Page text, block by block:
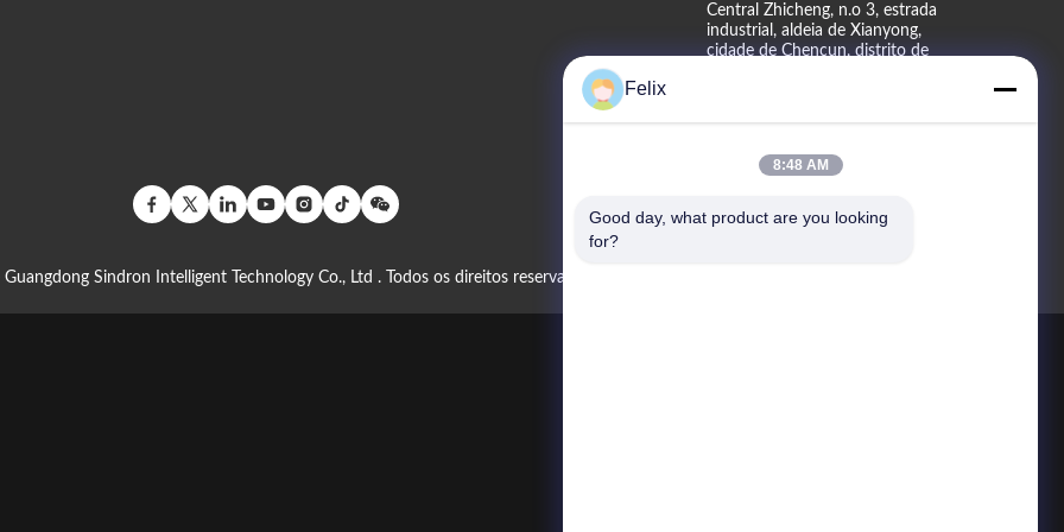
Central Zhicheng, n.o 3, estrada
industrial, aldeia de Xianyong,
cidade de Chencun, distrito de
Sindron Intelligent Technology Co., Ltd . Todos os direitos reservados.
Felix
8:48 AM
Good day, what product are you looking
for?